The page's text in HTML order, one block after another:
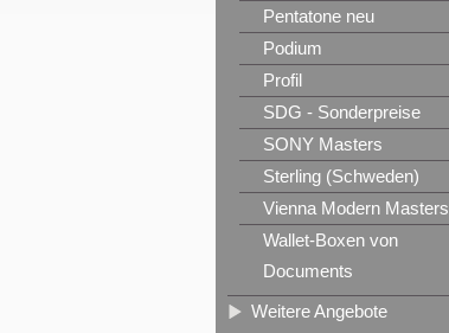
Pentatone neu
Podium
Profil
SDG - Sonderpreise
SONY Masters
Sterling (Schweden)
Vienna Modern Masters
Wallet-Boxen von
Documents
Weitere Angebote